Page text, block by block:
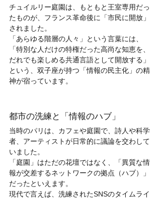
チュイルリー庭園は、もともと王室専用だっ
たものが、フランス革命後に「市民に開放」
されました。
「あらゆる階層の人々」という言葉には、
「特別な人だけの特権だった高尚な知恵を、
だれでも楽しめる共通言語として開放する」
という、双子座が持つ「情報の民主化」の精
神が宿っています。
都市の洗練と「情報のハブ」
当時のパリは、カフェや庭園で、詩人や科学
者、アーティストが日常的に議論を交わして
いました。
「庭園」はただの花壇ではなく、「異質な情
報が交差するネットワークの拠点（ハブ）」
だったといえます。
現代で言えば、洗練されたSNSのタイムライ